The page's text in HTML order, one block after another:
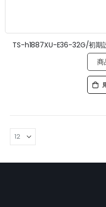
TS-h1887XU-E36-32G/初期
商